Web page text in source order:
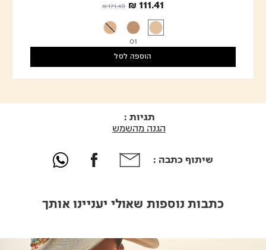
₪ 111.41
Price reduced from
₪ 171.40
to
01
הוספה לסל
תגיות :
הגנה מהשמש
שיתוף כתבה :
כתבות נוספות שאולי יעניינו אותך